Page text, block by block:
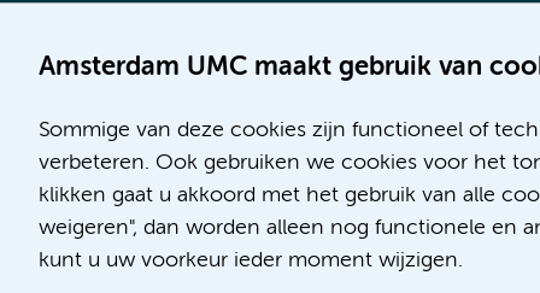
Amsterdam UMC maakt gebruik van
Sommige van deze cookies zijn functioneel of
verbeteren. Ook gebruiken we cookies voor het
klikken gaat u akkoord met het gebruik van alle
weigeren", dan worden alleen nog functionele en
kunt u uw voorkeur ieder moment wijzigen.
Locatie AMC
Meibergdreef 9
1105 AZ Amsterdam
Locatie VUmc
De Boelelaan 1117
1081 HV Amsterdam